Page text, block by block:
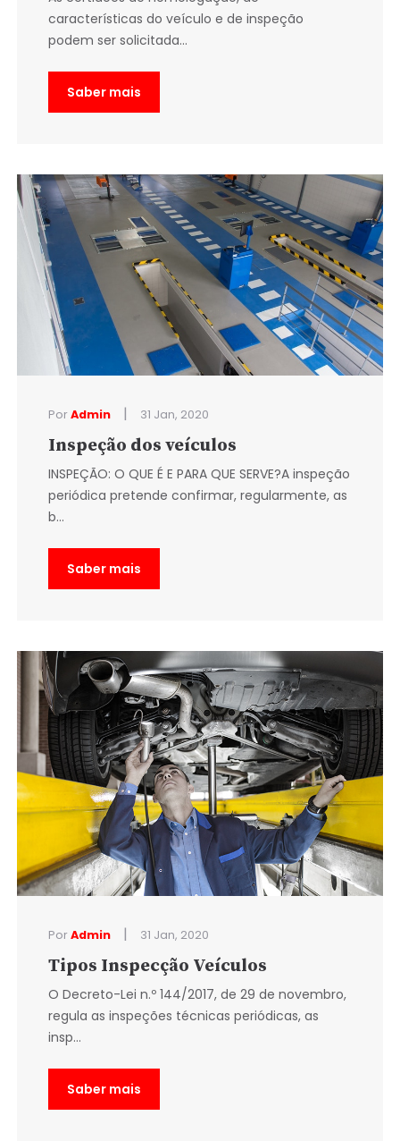
características do veículo e de inspeção
podem ser solicitada...
Saber mais
PorAdmin | 31 Jan, 2020
Inspeção dos veículos
INSPEÇÃO: O QUE É E PARA QUE SERVE?A inspeção
periódica pretende confirmar, regularmente, as
b...
Saber mais
PorAdmin | 31 Jan, 2020
Tipos Inspecção Veículos
O Decreto-Lei n.º 144/2017, de 29 de novembro,
regula as inspeções técnicas periódicas, as
insp...
Saber mais